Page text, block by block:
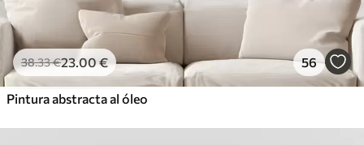
38.33€23.00€ 56
Pintura abstracta al óleo